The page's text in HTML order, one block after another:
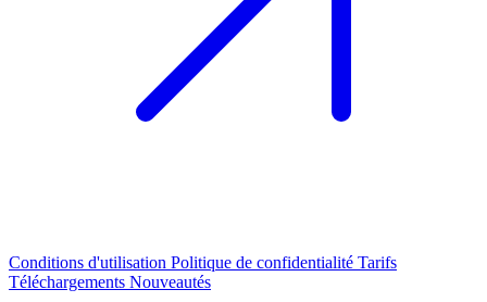
Conditions d'utilisation Politique de confidentialité Tarifs
Téléchargements Nouveautés